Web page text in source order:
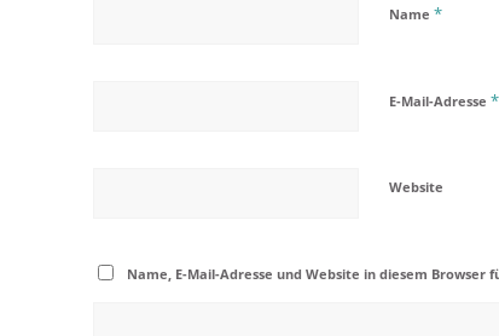
Name *
E-Mail-Adresse *
Website
Name, E-Mail-Adresse und Website in diesem